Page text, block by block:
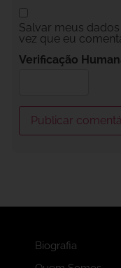
Salvar meus
vez que eu
Verificação
Biografia